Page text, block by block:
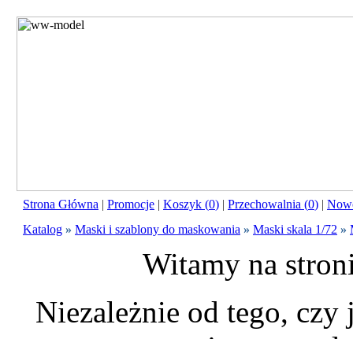
Strona Główna | Promocje | Koszyk (0) | Przechowalnia (0) |
Katalog » Maski i szablony do maskowania » Maski skala 1/72 »
Witamy na
Niezależnie od tego, czy